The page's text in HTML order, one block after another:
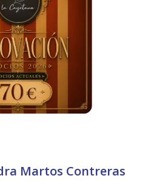
Martos Contreras